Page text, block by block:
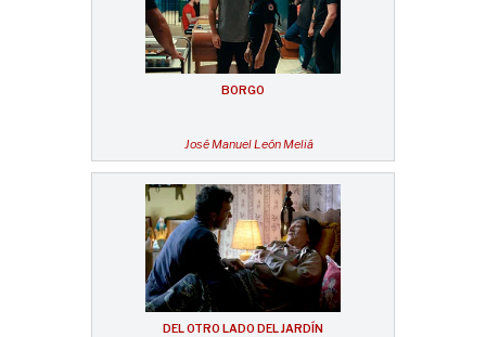
BORGO
José Manuel León Meliá
DEL OTRO LADO DEL JARDÍN